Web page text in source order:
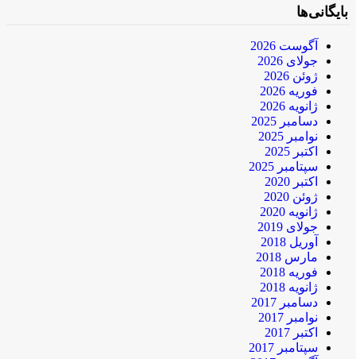
بایگانی‌ها
آگوست 2026
جولای 2026
ژوئن 2026
فوریه 2026
ژانویه 2026
دسامبر 2025
نوامبر 2025
اکتبر 2025
سپتامبر 2025
اکتبر 2020
ژوئن 2020
ژانویه 2020
جولای 2019
آوریل 2018
مارس 2018
فوریه 2018
ژانویه 2018
دسامبر 2017
نوامبر 2017
اکتبر 2017
سپتامبر 2017